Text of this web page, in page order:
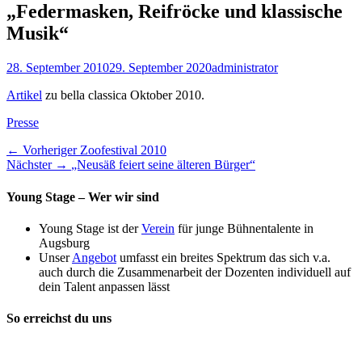
„Federmasken, Reifröcke und klassische
Musik“
Posted
28. September 201029. September 2020Autor
administrator
Artikel zu bella classica Oktober 2010.
Kategorien
Presse
Beitragsnavigation
← Vorheriger Vorheriger
Beitrag:
Zoofestival 2010
Nächster →
Nächster
„Neusäß feiert seine älteren Bürger“
Young Stage – Wer wir sind
Young Stage ist derVerein für junge Bühnentalente in
Augsburg
UnserAngebot umfasst ein breites Spektrum das sich v.a.
auch durch die Zusammenarbeit der Dozenten individuell auf
dein Talent anpassen lässt
So erreichst du uns